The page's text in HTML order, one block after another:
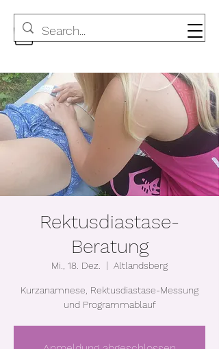
Rektusdiastase-
Beratung
Mi., 18. Dez.
  |
Altlandsberg
Kurzanamnese, Rektusdiastase-Messung
und Programmablauf